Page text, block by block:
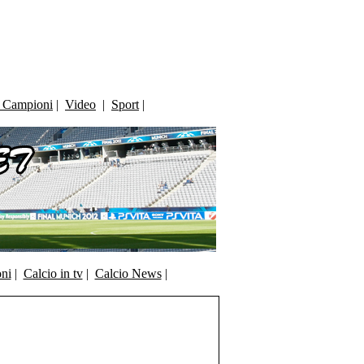
| Video | Sport |
| Calcio in tv| Calcio News|